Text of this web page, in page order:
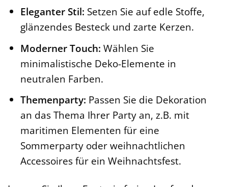
Eleganter Stil: Setzen Sie auf edle Stoffe,
glänzendes Besteck und zarte Kerzen.
Moderner Touch: Wählen Sie
minimalistische Deko-Elemente in
neutralen Farben.
Themenparty: Passen Sie die Dekoration
an das Thema Ihrer Party an, z.B. mit
maritimen Elementen für eine
Sommerparty oder weihnachtlichen
Accessoires für ein Weihnachtsfest.